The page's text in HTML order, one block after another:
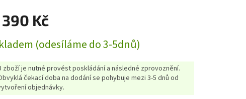
390 Kč
(odesíláme do 3-5dnů)
zboží je nutné provést poskládání a následné zprovoznění.
čekací doba na dodání se pohybuje mezi 3-5 dnů od
objednávky.